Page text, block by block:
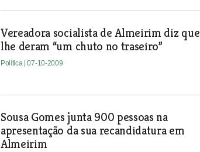
Vereadora socialista de Almeirim diz que
lhe deram “um chuto no traseiro”
Política | 07-10-2009
Sousa Gomes junta 900 pessoas na
apresentação da sua recandidatura em
Almeirim